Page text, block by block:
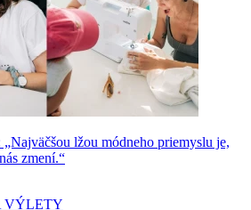
lžou módneho priemyslu je,
zmení.“
VÝLETY